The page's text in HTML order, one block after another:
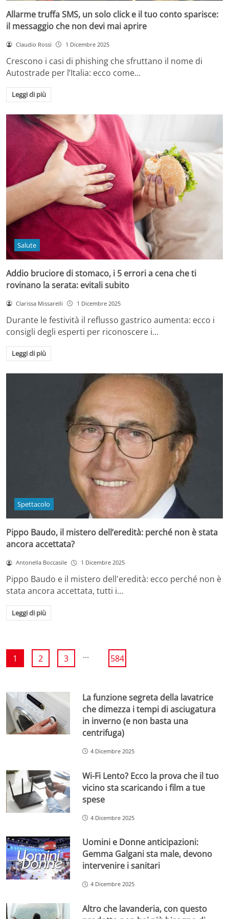
Allarme truffa SMS, un solo click e il tuo conto sparisce:
il messaggio che non devi mai aprire
Claudio Rossi 1 Dicembre 2025
Crescono i casi di phishing che sfruttano il nome di
Autostrade per l’Italia: ecco come…
Leggi di più
Salute
Addio bruciore di stomaco, i 5 errori a cena che ti
rovinano la serata: evitali subito
Clarissa Missarelli 1 Dicembre 2025
Durante le festività il reflusso gastrico aumenta: ecco i
consigli degli esperti per riconoscere i…
Leggi di più
Spettacolo
Pippo Baudo, il mistero dell’eredità: perché non è stata
ancora accettata?
Antonella Boccasile 1 Dicembre 2025
Pippo Baudo e il mistero dell'eredità: ecco perché non è
stata ancora accettata, tutti i…
Leggi di più
1 2 3 ... 584
La funzione segreta della lavatrice
che dimezza i tempi di asciugatura
in inverno (e non basta una
centrifuga)
4 Dicembre 2025
Wi-Fi Lento? Ecco la prova che il tuo
vicino sta scaricando i film a tue
spese
4 Dicembre 2025
Uomini e Donne anticipazioni:
Gemma Galgani sta male, devono
intervenire i sanitari
4 Dicembre 2025
Altro che lavanderia, con questo